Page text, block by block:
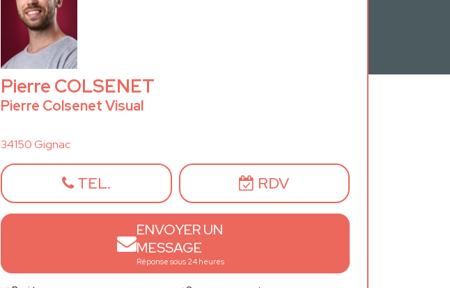
Pierre COLSENET
Pierre Colsenet Visual
34150 Gignac
TEL. RDV
ENVOYER UN
MESSAGE
Réponse sous 24 heures